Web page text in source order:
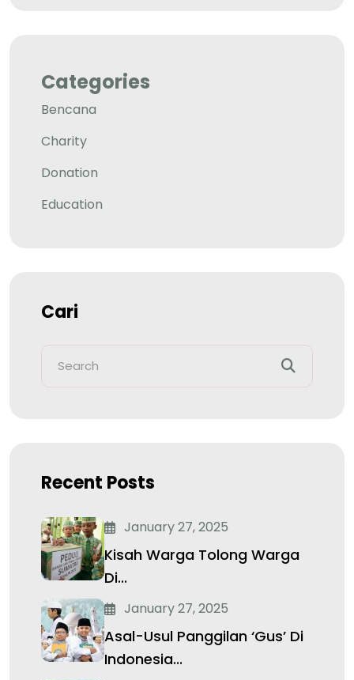
Categories
Bencana
Charity
Donation
Education
Cari
Recent Posts
January 27, 2025
Kisah Warga Tolong Warga
Di...
January 27, 2025
Asal-Usul Panggilan ‘Gus’ Di
Indonesia...